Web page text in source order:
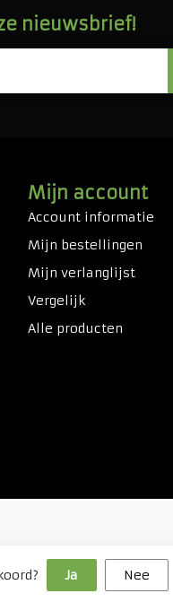
nieuwsbrief!
Mijn account
Account informatie
Mijn bestellingen
Mijn verlanglijst
Vergelijk
Alle producten
Ja Nee